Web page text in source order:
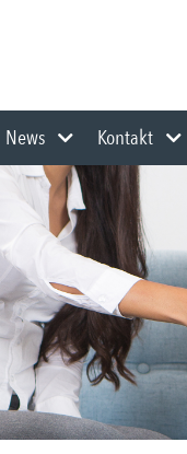
News Kontakt